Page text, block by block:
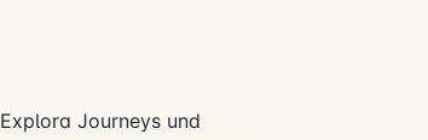
Explora Journeys und